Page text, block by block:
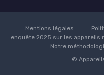
Mentions légales
enquête 2025 sur les appareils
Notre
©